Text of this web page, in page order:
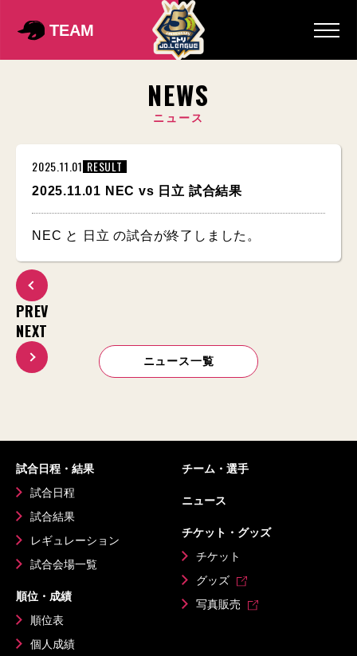
TEAM
NEWS
ニュース
2025.11.01 RESULT
2025.11.01 NEC vs 日立 試合結果
NEC と 日立 の試合が終了しました。
PREV
ニュース一覧
NEXT
試合日程・結果
試合日程
試合結果
レギュレーション
試合会場一覧
順位・成績
順位表
個人成績
チーム・選手
ニュース
チケット・グッズ
チケット
グッズ
写真販売